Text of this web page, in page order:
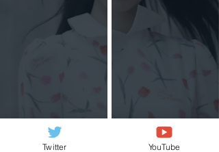
Twitter YouTube